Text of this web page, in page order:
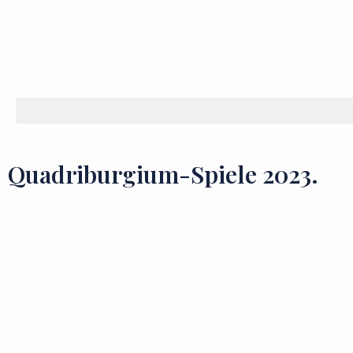
Quadriburgium-Spiele 2023.